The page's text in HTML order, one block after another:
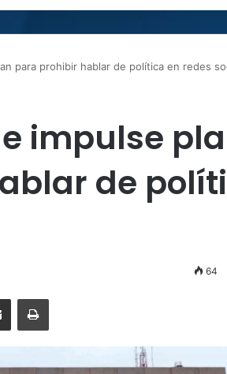
para prohibir hablar de política en redes
impulse
de
64
Compartir por correo electrónicoImprimir